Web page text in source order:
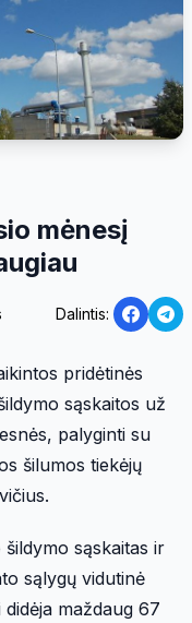
mėnesį
Dalintis:
pridėtinės
sąskaitos už
palyginti su
šilumos tiekėjų
sąskaitas ir
sąlygų vidutinė
maždaug 67